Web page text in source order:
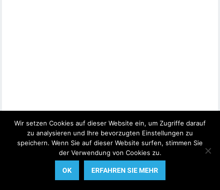
Wir setzen Cookies auf dieser Website ein, um Zugriffe darauf
zu analysieren und Ihre bevorzugten Einstellungen zu
speichern. Wenn Sie auf dieser Website surfen, stimmen Sie
der Verwendung von Cookies zu.
OK ERFAHREN SIE MEHR